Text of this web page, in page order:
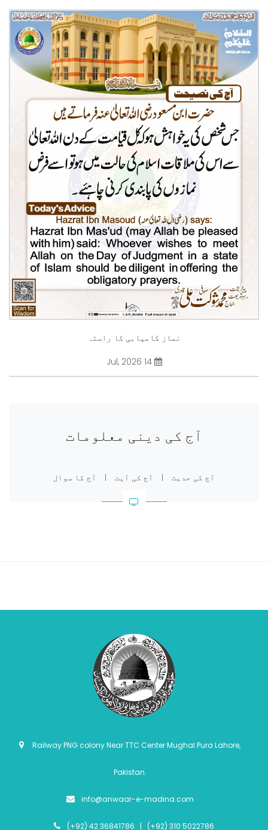
نماز کامیابی کا راستہ
14 Jul, 2026
آج کی دینی معلومات
آج کی حدیث | آج کی آیت | آج کا سوال
Railway PNG colony Near TTC Center Mughal Pura Lahore,
Pakistan.
info@anwaar-e-madina.com
(+92) 42 36841786 | (+92) 310 5022786